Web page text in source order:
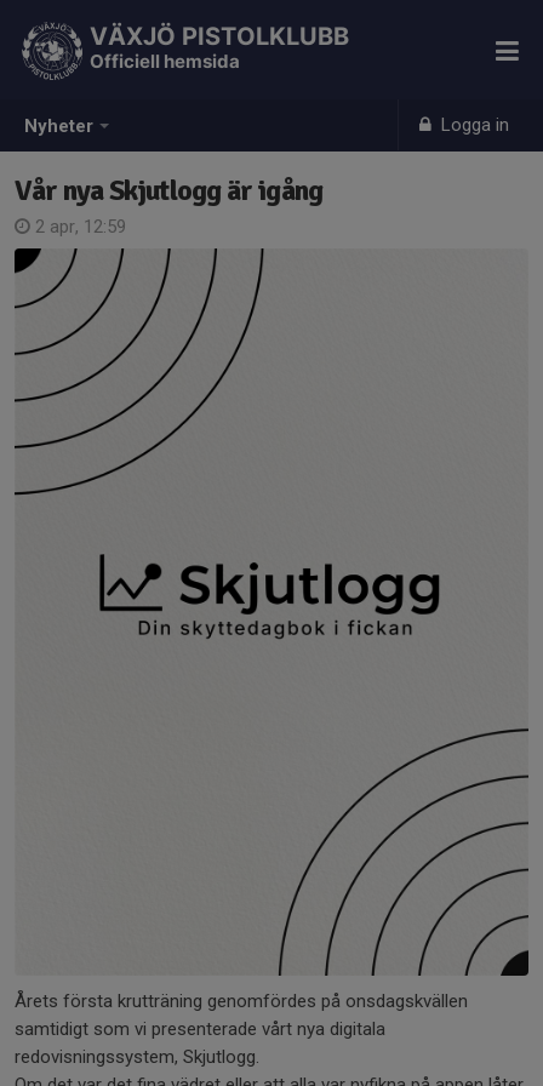
Nyheter Logga in
VÄXJÖ PISTOLKLUBB
Officiell hemsida
Vår nya Skjutlogg är igång
2 apr, 12:59
Årets första krutträning genomfördes på onsdagskvällen
samtidigt som vi presenterade vårt nya digitala
redovisningssystem, Skjutlogg.